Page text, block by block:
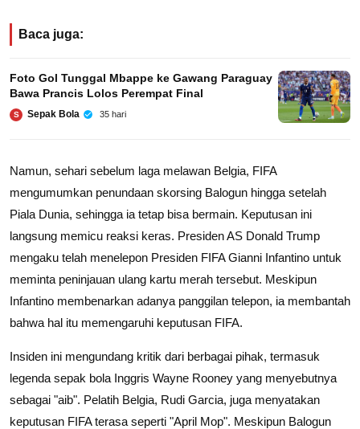
Baca juga:
Foto Gol Tunggal Mbappe ke Gawang Paraguay
Bawa Prancis Lolos Perempat Final
S Sepak Bola 35 hari
Namun, sehari sebelum laga melawan Belgia, FIFA
mengumumkan penundaan skorsing Balogun hingga setelah
Piala Dunia, sehingga ia tetap bisa bermain. Keputusan ini
langsung memicu reaksi keras. Presiden AS Donald Trump
mengaku telah menelepon Presiden FIFA Gianni Infantino untuk
meminta peninjauan ulang kartu merah tersebut. Meskipun
Infantino membenarkan adanya panggilan telepon, ia membantah
bahwa hal itu memengaruhi keputusan FIFA.
Insiden ini mengundang kritik dari berbagai pihak, termasuk
legenda sepak bola Inggris Wayne Rooney yang menyebutnya
sebagai "aib". Pelatih Belgia, Rudi Garcia, juga menyatakan
keputusan FIFA terasa seperti "April Mop". Meskipun Balogun